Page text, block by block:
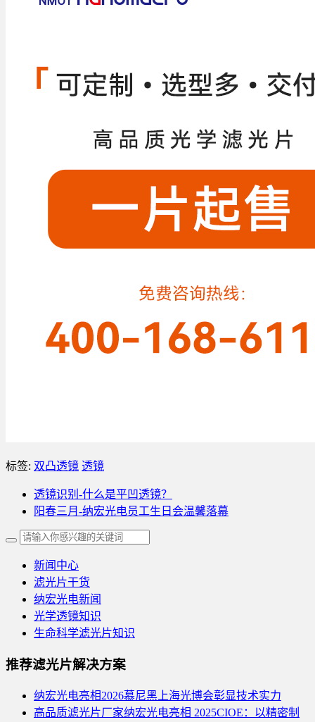
标签: 双凸透镜 透镜
透镜识别-什么是平凹透镜？
阳春三月-纳宏光电员工生日会温馨落幕
新闻中心
滤光片干货
纳宏光电新闻
光学透镜知识
生命科学滤光片知识
推荐滤光片解决方案
纳宏光电亮相2026慕尼黑上海光博会彰显技术实力
高品质滤光片厂家纳宏光电亮相 2025CIOE：以精密制